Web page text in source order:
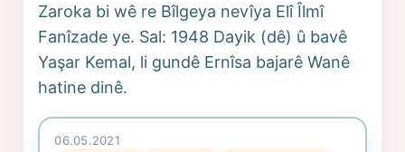
Zaroka bi wê re Bîlgeya nevîya Elî Îlmî
Fanîzade ye. Sal: 1948 Dayik (dê) û bavê
Yaşar Kemal, li gundê Ernîsa bajarê Wanê
hatine dinê.
06.05.2021